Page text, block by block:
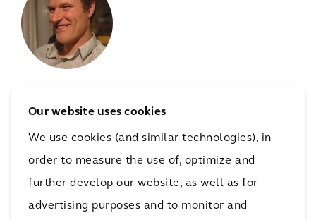
Our website uses cookies
We use cookies (and similar technologies), in
order to measure the use of, optimize and
further develop our website, as well as for
advertising purposes and to monitor and
Voorduurzaamheidsvragen
Hans Van Gossum, Senior Biodiversity
Consultant